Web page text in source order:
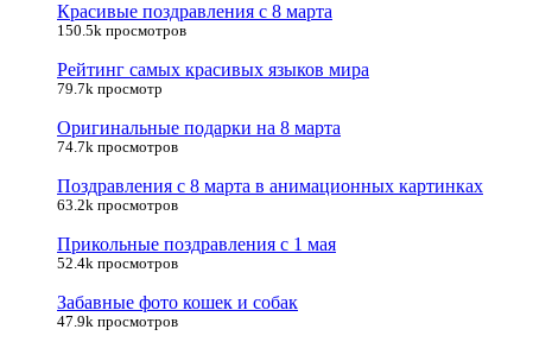
Красивые поздравления с 8 марта
150.5k просмотров
Рейтинг самых красивых языков мира
79.7k просмотр
Оригинальные подарки на 8 марта
74.7k просмотров
Поздравления с 8 марта в анимационных картинках
63.2k просмотров
Прикольные поздравления с 1 мая
52.4k просмотров
Забавные фото кошек и собак
47.9k просмотров